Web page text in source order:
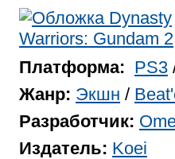
Платформа: PS3
Жанр: Экшн /
Разработчик:
Издатель: Koei